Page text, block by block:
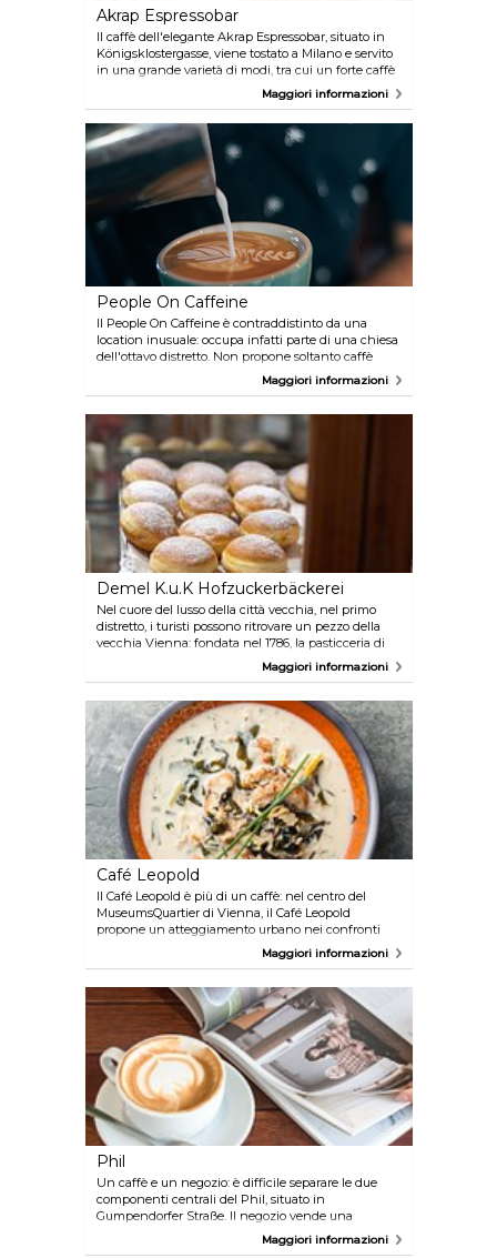
Akrap Espressobar
Il caffè dell'elegante Akrap Espressobar, situato in
Königsklostergasse, viene tostato a Milano e servito
in una grande varietà di modi, tra cui un forte caffè
Maggiori informazioni
People On Caffeine
Il People On Caffeine è contraddistinto da una
location inusuale: occupa infatti parte di una chiesa
dell'ottavo distretto. Non propone soltanto caffè
preparato con la macchina per l'espresso sotto gli
splendidi soffitti a volta, ma offre anche l'alternativa
Maggiori informazioni
Demel K.u.K Hofzuckerbäckerei
Nel cuore del lusso della città vecchia, nel primo
distretto, i turisti possono ritrovare un pezzo della
vecchia Vienna: fondata nel 1786, la pasticceria di
corte k.u.k. Hofzuckerbäckerei Demel è un esempio
dell'alta arte della pasticceria con le sue dolci
Maggiori informazioni
Café Leopold
Il Café Leopold è più di un caffè: nel centro del
MuseumsQuartier di Vienna, il Café Leopold
propone un atteggiamento urbano nei confronti
della vita. Durante il giorno i visitatori del
MuseumsQuartier possono gustare un caffè o un
informazioni sono disponibili su
www.wien.info/it/locations/cafe-leopold
Maggiori informazioni
Phil
Un caffè e un negozio: è difficile separare le due
componenti centrali del Phil, situato in
Gumpendorfer Straße. Il negozio vende una
selezione di libri, DVD e vinili che si alternano
continuamente in uno spazio, ampio 140 metri
Maggiori informazioni